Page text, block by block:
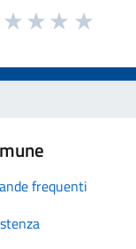
frequenti